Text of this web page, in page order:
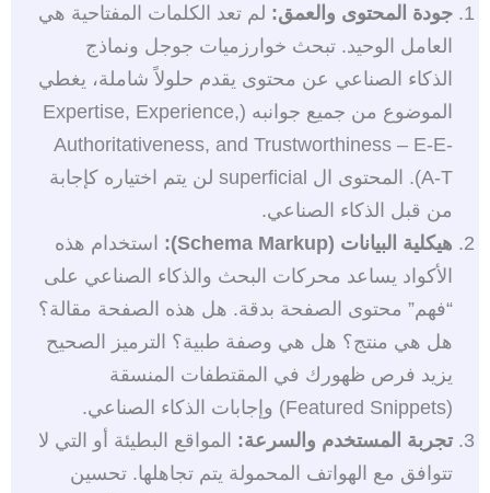
جودة المحتوى والعمق: لم تعد الكلمات المفتاحية هي
العامل الوحيد. تبحث خوارزميات جوجل ونماذج
الذكاء الصناعي عن محتوى يقدم حلولاً شاملة، يغطي
الموضوع من جميع جوانبه (Expertise, Experience,
Authoritativeness, and Trustworthiness – E-E-
A-T). المحتوى ال superficial لن يتم اختياره كإجابة
من قبل الذكاء الصناعي.
هيكلية البيانات (Schema Markup):
استخدام هذه
الأكواد يساعد محركات البحث والذكاء الصناعي على
“فهم” محتوى الصفحة بدقة. هل هذه الصفحة مقالة؟
هل هي منتج؟ هل هي وصفة طبية؟ الترميز الصحيح
يزيد فرص ظهورك في المقتطفات المنسقة
(Featured Snippets) وإجابات الذكاء الصناعي.
تجربة المستخدم والسرعة: المواقع البطيئة أو التي لا
تتوافق مع الهواتف المحمولة يتم تجاهلها. تحسين